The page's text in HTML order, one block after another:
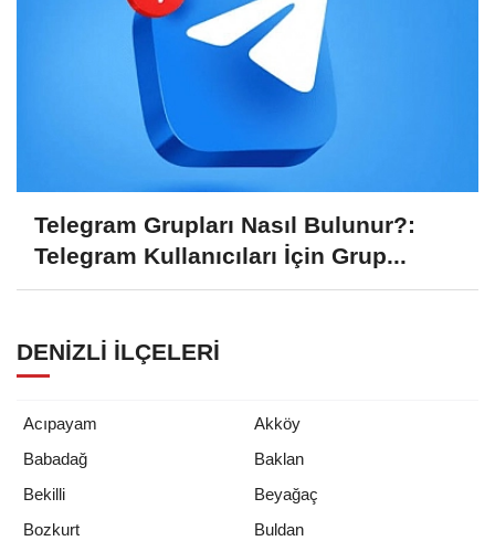
Telegram Grupları Nasıl Bulunur?:
Telegram Kullanıcıları İçin Grup...
DENIZLI İLÇELERI
Acıpayam
Akköy
Babadağ
Baklan
Bekilli
Beyağaç
Bozkurt
Buldan